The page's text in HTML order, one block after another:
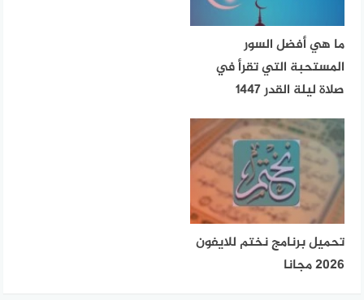
ما هي أفضل السور
المستحبة التي تقرأ في
صلاة ليلة القدر 1447
تحميل برنامج نختم للايفون
2026 مجانا